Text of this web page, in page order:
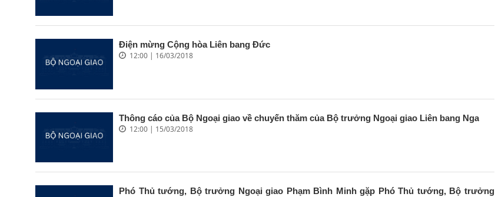
Điện mừng Cộng hòa Liên bang Đức
12:00 | 16/03/2018
Thông cáo của Bộ Ngoại giao về chuyến thăm của Bộ trưởng Ngoại giao Liên bang Nga
12:00 | 15/03/2018
Phó Thủ tướng, Bộ trưởng Ngoại giao Phạm Bình Minh gặp Phó Thủ tướng, Bộ trưởng